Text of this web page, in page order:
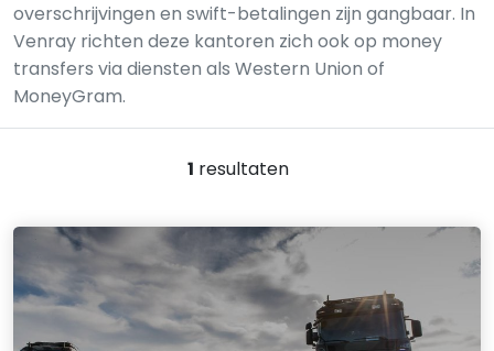
overschrijvingen en swift-betalingen zijn gangbaar. In
Venray richten deze kantoren zich ook op money
transfers via diensten als Western Union of
MoneyGram.
1 resultaten